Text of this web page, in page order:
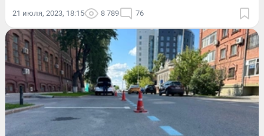
21 июля, 2023, 18:15 8 789 76